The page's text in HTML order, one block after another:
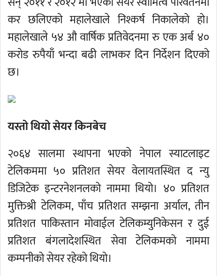
कर छलिएको महालेखाले निश्कर्ष निकालेको हो।
महालेखाले ५४ औ वार्षिक प्रतिवेदनमा रु एक अर्ब ४०
करोड रुपैयाँ भन्दा बढी लाभकर दिन निर्देशन दिएको
छ।
यस्तो थियो सेयर किनबेच
२०६४ सालमा स्थापना भएको नेपाल स्याटलाइट
टेलिकममा ५० प्रतिशत सेयर वेलायतस्थित द न्यु
डिजिटेक इन्टरनेशनलको नाममा थियो। ४० प्रतिशत
मुक्तिश्री टेलिकम, पाँच प्रतिशत सम्झना अर्याल, तीन
प्रतिशत पाकिस्तान मोवाईल टेलिकम्युनिकेसन र दुई
प्रतिशत बंगलादेशस्थित सेवा टेलिकमको नाममा
कम्पनीको सेयर रहेको थियो।